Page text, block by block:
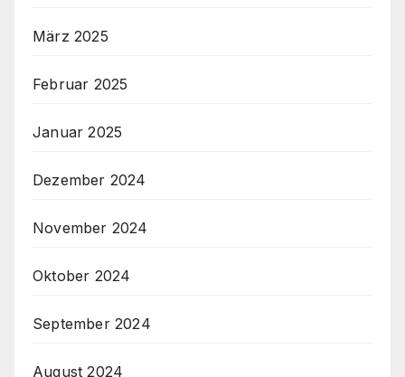
März 2025
Februar 2025
Januar 2025
Dezember 2024
November 2024
Oktober 2024
September 2024
August 2024